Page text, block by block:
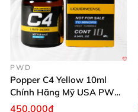
PWD
Popper C4 Yellow 10ml
Chính Hãng Mỹ USA PWD
Cho Nam Nữ
450.000₫